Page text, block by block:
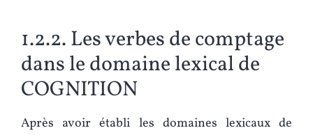
1.2.2. Les verbes de comptage
dans le domaine lexical de
COGNITION
Après avoir établi les domaines lexicaux de